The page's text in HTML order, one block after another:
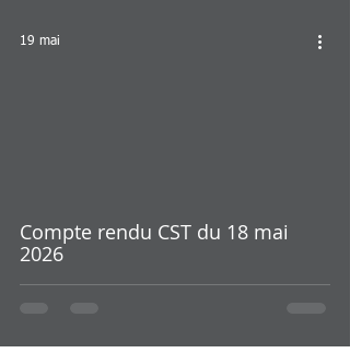
Compte rendu CST du 18 mai
2026
19 mai